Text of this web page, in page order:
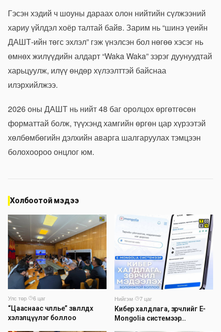
Гэсэн хэдий ч шоуны дараах олон нийтийн сүлжээний
хариу үйлдэл хоёр талтай байв. Зарим нь “шинэ үеийн
ДАШТ-ийн төгс эхлэл” гэж үнэлсэн бол нөгөө хэсэг нь
өмнөх жилүүдийн алдарт “Waka Waka” зэрэг дуунуудтай
харьцуулж, илүү өндөр хүлээлттэй байснаа
илэрхийлжээ.
2026 оны ДАШТ нь нийт 48 баг оролцох өргөтгөсөн
форматтай болж, түүхэнд хамгийн өргөн цар хүрээтэй
хөлбөмбөгийн дэлхийн аварга шалгаруулах тэмцээн
болохоороо онцлог юм.
Холбоотой мэдээ
Улс төр·
6 цаг
“Цааснаас чөлөөлье” зөвлөлдөх
хэлэлцүүлэг боллоо
Нийгэм·
7 цаг
Кибер халдлага, зөрчлийг E-
Mongolia системээр